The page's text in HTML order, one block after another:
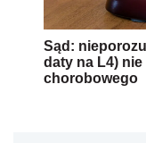
Sąd:
daty na L4) nie
chorobowego